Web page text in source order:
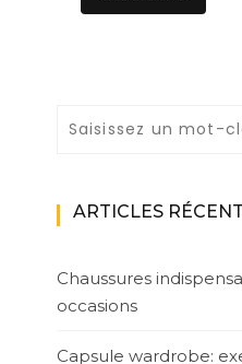
ARTICLES
Chaussures
occasions
Capsule wardrobe: